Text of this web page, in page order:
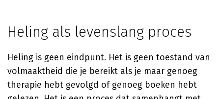
Heling als levenslang proces
Heling is geen eindpunt. Het is geen toestand van
volmaaktheid die je bereikt als je maar genoeg
therapie hebt gevolgd of genoeg boeken hebt